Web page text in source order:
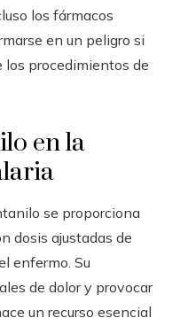
los fármacos
en un peligro si
procedimientos de
en la
se proporciona
dosis ajustadas de
enfermo. Su
de dolor y provocar
un recurso esencial